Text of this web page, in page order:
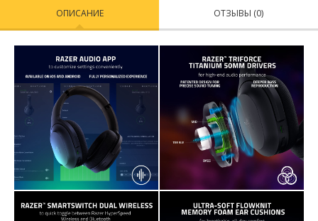
ОПИСАНИЕ ОТЗЫВЫ (0)